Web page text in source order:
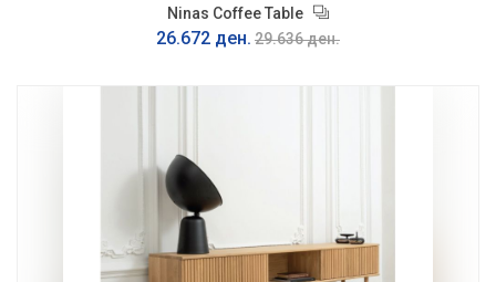
Ninas Coffee Table
26.672 ден. 29.636 ден.